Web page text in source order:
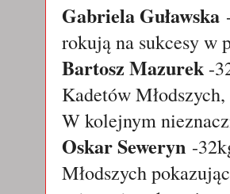
Gabriela Guławska
rokują na sukcesy w
Bartosz Mazurek -
Kadetów
W kolejnym
Oskar Seweryn -
Młodszych